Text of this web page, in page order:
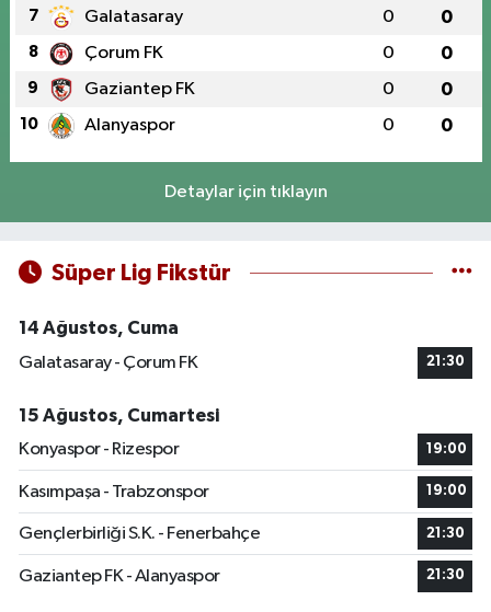
7 Galatasaray 0 0
8 Çorum FK 0 0
9 Gaziantep FK 0 0
10 Alanyaspor 0 0
Detaylar için tıklayın
Süper Lig Fikstür
14 Ağustos, Cuma
Galatasaray - Çorum FK
21:30
15 Ağustos, Cumartesi
Konyaspor - Rizespor
19:00
Kasımpaşa - Trabzonspor 19:00
Gençlerbirliği S.K. - Fenerbahçe 21:30
Gaziantep FK - Alanyaspor 21:30